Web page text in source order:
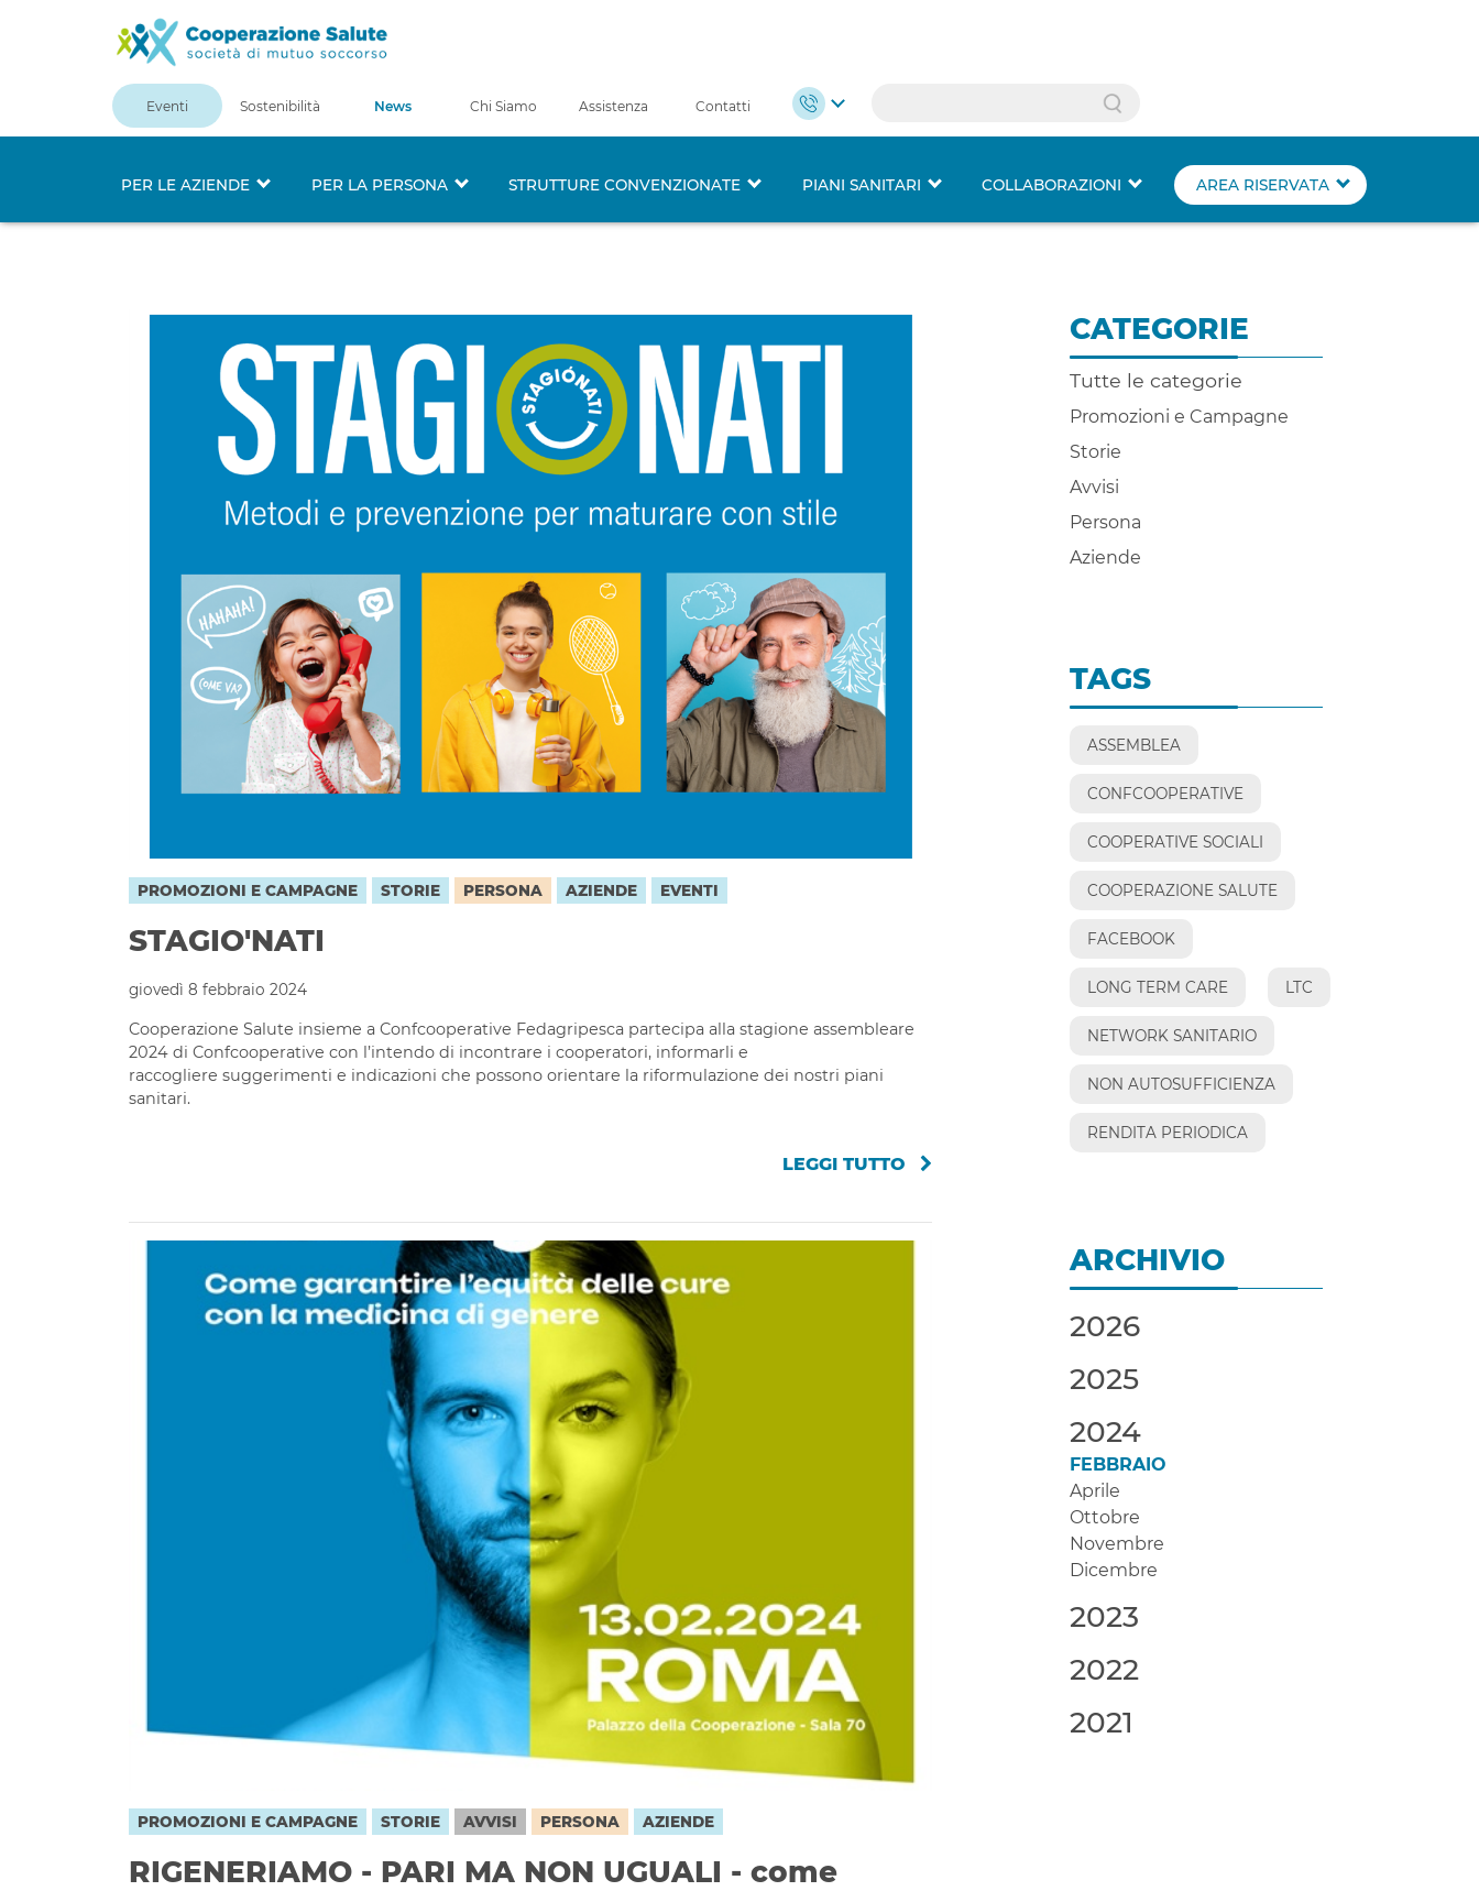
Eventi Sostenibilità News Chi Siamo Assistenza Contatti
PER LE AZIENDE PER LA PERSONA STRUTTURE CONVENZIONATE PIANI SANITARI COLLABORAZIONI AREA RISERVATA
PROMOZIONI E CAMPAGNE STORIE PERSONA AZIENDE EVENTI
STAGIO'NATI
giovedì 8 febbraio 2024
Cooperazione Salute insieme a Confcooperative Fedagripesca partecipa alla stagione assembleare
2024 di Confcooperative con l’intendo di incontrare i cooperatori, informarli e
raccogliere suggerimenti e indicazioni che possono orientare la riformulazione dei nostri piani
sanitari.
LEGGI TUTTO
PROMOZIONI E CAMPAGNE STORIE AVVISI PERSONA AZIENDE
RIGENERIAMO - PARI MA NON UGUALI - come
CATEGORIE
Tutte le categorie
Promozioni e Campagne
Storie
Avvisi
Persona
Aziende
TAGS
ASSEMBLEA
CONFCOOPERATIVE
COOPERATIVE SOCIALI
COOPERAZIONE SALUTE
FACEBOOK
LONG TERM CARE LTC
NETWORK SANITARIO
NON AUTOSUFFICIENZA
RENDITA PERIODICA
ARCHIVIO
2026
2025
2024
Dicembre
Novembre
Ottobre
Aprile
FEBBRAIO
2023
2022
2021